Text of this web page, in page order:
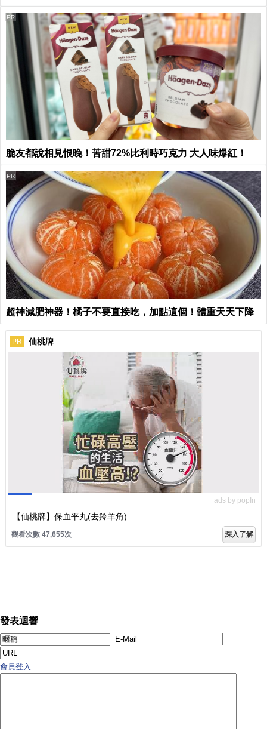
脆友都說相見恨晚！苦甜72%比利時巧克力 大人味爆紅！
PR
超神減肥神器！橘子不要直接吃，加點這個！體重天天下降
PR
PR 仙桃牌
ads by popIn
【仙桃牌】保血平丸(去羚羊角)
觀看次數 47,659次 深入了解
發表迴響
會員登入